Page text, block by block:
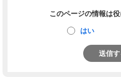
このページの情報は
はい
送信す